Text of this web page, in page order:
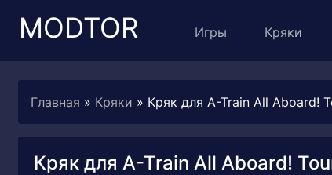
MODTOR Игры Кряки
Главная » Кряки » Кряк для A-Train All Aboard!
Кряк для A-Train All Aboard!